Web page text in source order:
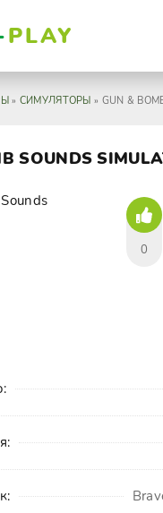
PLAY
» СИМУЛЯТОРЫ » GUN &
SOUNDS
0